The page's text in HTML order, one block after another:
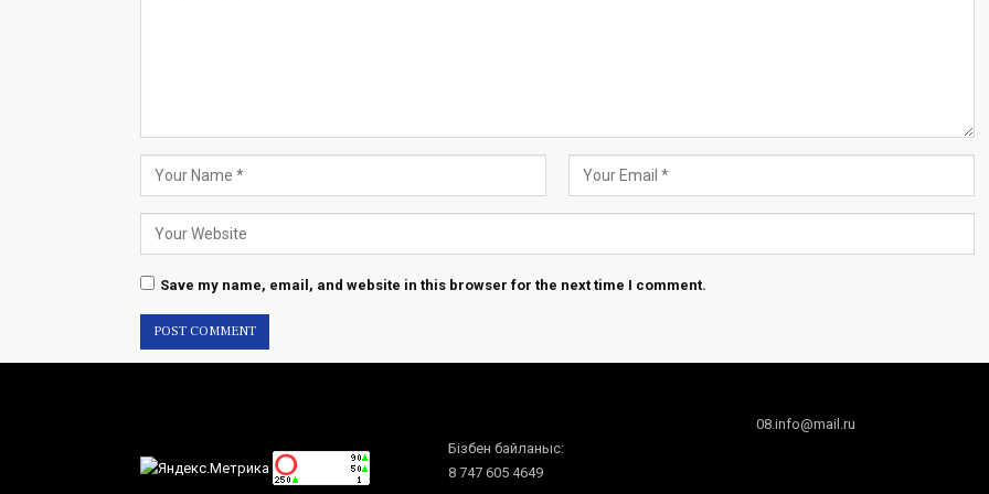
Save my name, email, and website in this browser for the next time I comment.
Бізбен байланыс:
8 747 605 4649
08.info@mail.ru